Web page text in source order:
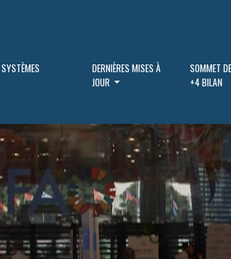
DERNIÈRES MISES À
JOUR
SOMMET
+4 BILAN